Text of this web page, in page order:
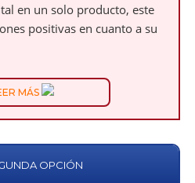
en un solo producto, este
positivas en cuanto a su
MÁS
OPCIÓN